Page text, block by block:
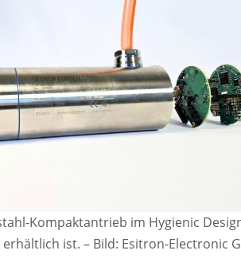
Kompaktantrieb im Hygienic
erhältlich ist.– Bild: Esitron-Electronic